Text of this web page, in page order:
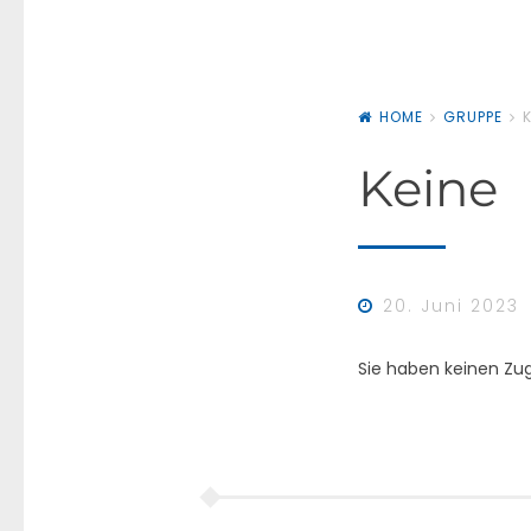
HOME GRUPPE
Keine
20. Juni 2023
Sie haben keinen